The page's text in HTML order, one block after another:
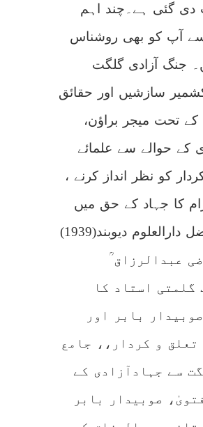
دی گئی ہے۔چند اہم
سے آپ کو بھی روشناس
جنگ آزادی گلگت
سازشیں اور حقائق
کے تحت میجر براؤن،
کے حوالے سے علمائے
کو نظر انداز کرنے ،
کا جہاد کے حق میں
فتویٰ، فاضل دارالعلوم دیوبند(1939)
عبدالرزاق
گلمتی استاد کا
بابر اور
تعلق و کردار،، جامع
سے جہادآزادی کے
صوبیدار بابر